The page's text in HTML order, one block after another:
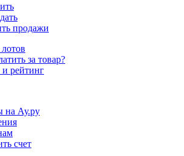
продажи
за товар?
рейтинг
на Ау.ру
счет